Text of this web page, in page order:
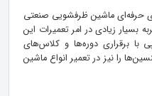
حرفه‌ای ماشین ظرفشویی صنعتی
زیادی در امر تعمیرات این
با برقراری دوره‌‌ها و کلاس‌های
را نیز در تعمیر انواع ماشین